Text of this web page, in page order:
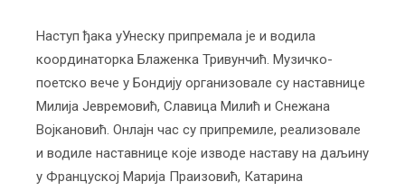
Наступ ђака уУнеску припремала је и водила
координаторка Блаженка Тривунчић. Музичко-
поетско вече у Бондију организовале су наставнице
Милија Јевремовић, Славица Милић и Снежана
Војкановић. Онлајн час су припремиле, реализовале
и водиле наставнице које изводе наставу на даљину
у Француској Марија Праизовић, Катарина